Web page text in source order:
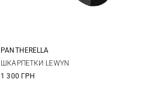
M
PANTHERELLA
ШКАРПЕТКИ LEWYN
1 300 ГРН